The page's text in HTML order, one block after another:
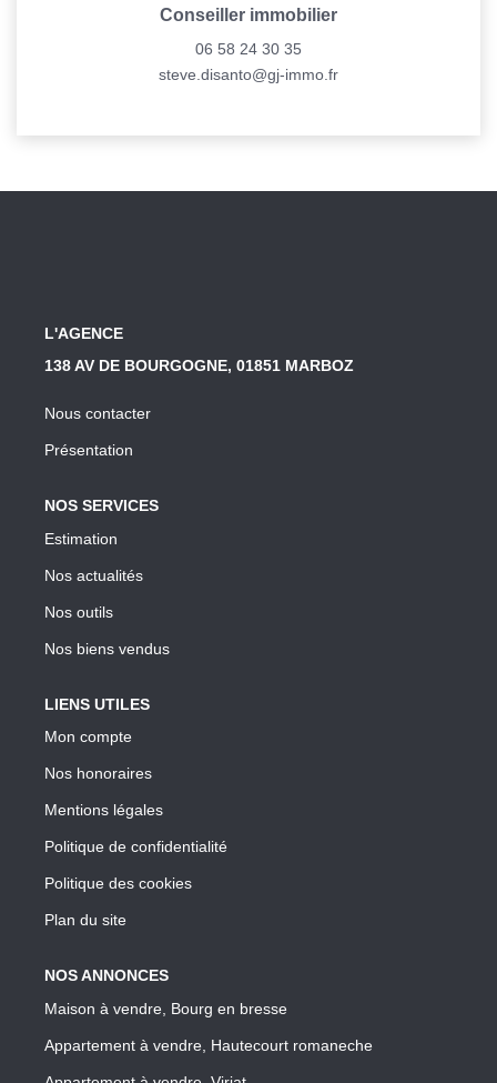
Conseiller immobilier
06 58 24 30 35
steve.disanto@gj-immo.fr
L'AGENCE
138 AV DE BOURGOGNE, 01851 MARBOZ
Nous contacter
Présentation
NOS SERVICES
Estimation
Nos actualités
Nos outils
Nos biens vendus
LIENS UTILES
Mon compte
Nos honoraires
Mentions légales
Politique de confidentialité
Politique des cookies
Plan du site
NOS ANNONCES
Maison à vendre, Bourg en bresse
Appartement à vendre, Hautecourt romaneche